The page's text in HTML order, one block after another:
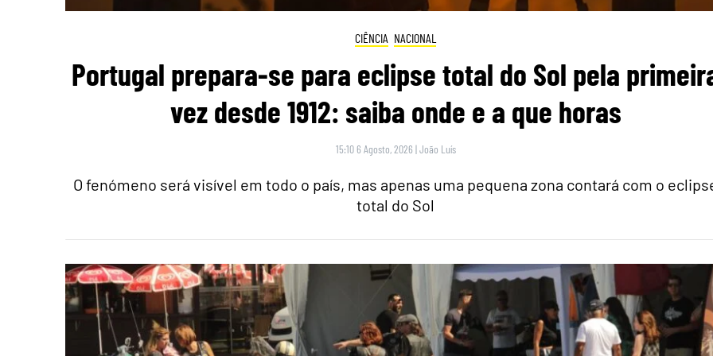
CIÊNCIA NACIONAL
Portugal prepara-se para eclipse total do Sol pela
vez desde 1912: saiba onde e a que horas
15:10 6 Agosto, 2026 |João Luís
O fenómeno será visível em todo o país, mas apenas uma pequena zona contará com o
total do Sol